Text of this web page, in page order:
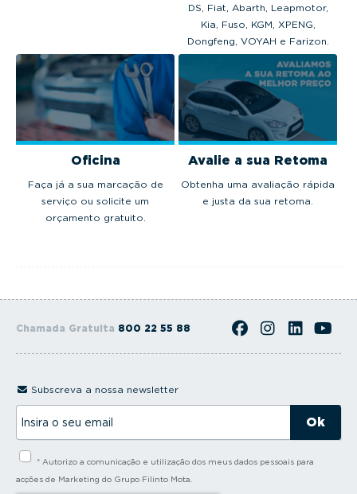
DS, Fiat, Abarth, Leapmotor,
Kia, Fuso, KGM, XPENG,
Dongfeng, VOYAH e Farizon.
Oficina
Faça já a sua marcação de
serviço ou solicite um
orçamento gratuito.
Avalie a sua Retoma
Obtenha uma avaliação rápida
e justa da sua retoma.
Chamada Gratuita 800 22 55 88
Subscreva a nossa newsletter
s
* Autorizo a comunicação e utilização dos meus dados pessoais para
acções de Marketing do Grupo Filinto Mota.